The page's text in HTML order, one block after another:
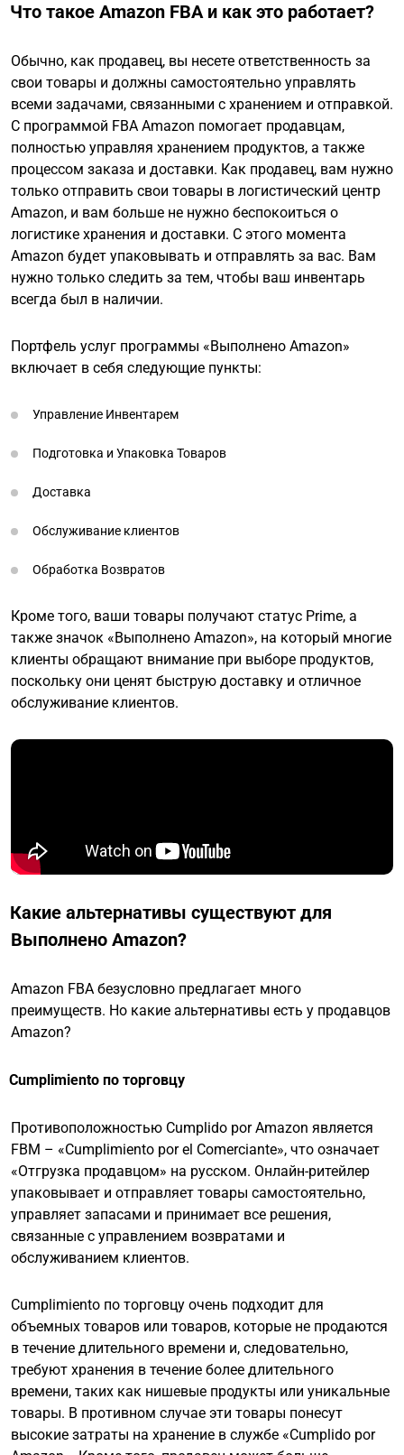
Что такое Amazon FBA и как это работает?
Обычно, как продавец, вы несете ответственность за
свои товары и должны самостоятельно управлять
всеми задачами, связанными с хранением и отправкой.
С программой FBA Amazon помогает продавцам,
полностью управляя хранением продуктов, а также
процессом заказа и доставки. Как продавец, вам нужно
только отправить свои товары в логистический центр
Amazon, и вам больше не нужно беспокоиться о
логистике хранения и доставки. С этого момента
Amazon будет упаковывать и отправлять за вас. Вам
нужно только следить за тем, чтобы ваш инвентарь
всегда был в наличии.
Портфель услуг программы «Выполнено Amazon»
включает в себя следующие пункты:
Управление Инвентарем
Подготовка и Упаковка Товаров
Доставка
Обслуживание клиентов
Обработка Возвратов
Кроме того, ваши товары получают статус Prime, а
также значок «Выполнено Amazon», на который многие
клиенты обращают внимание при выборе продуктов,
поскольку они ценят быструю доставку и отличное
обслуживание клиентов.
Какие альтернативы существуют для
Выполнено Amazon?
Amazon FBA безусловно предлагает много
преимуществ. Но какие альтернативы есть у продавцов
Amazon?
Cumplimiento по торговцу
Противоположностью Cumplido por Amazon является
FBM – «Cumplimiento por el Comerciante», что означает
«Отгрузка продавцом» на русском. Онлайн-ритейлер
упаковывает и отправляет товары самостоятельно,
управляет запасами и принимает все решения,
связанные с управлением возвратами и
обслуживанием клиентов.
Cumplimiento по торговцу очень подходит для
объемных товаров или товаров, которые не продаются
в течение длительного времени и, следовательно,
требуют хранения в течение более длительного
времени, таких как нишевые продукты или уникальные
товары. В противном случае эти товары понесут
высокие затраты на хранение в службе «Cumplido por